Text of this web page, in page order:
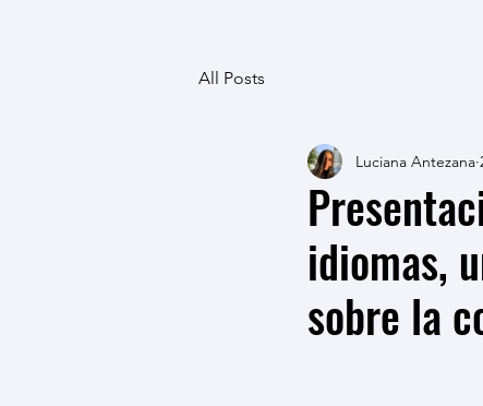
All Posts
idiomas,
sobre la
Luciana Antezana